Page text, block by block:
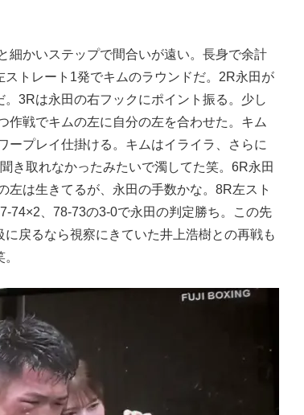
細かいステップで間合いが遠い。長身で余計
トレート1発でキムのラウンドだ。2R永田が
3Rは永田の右フックにポイント振る。少し
作戦でキムの左に自分の左を合わせた。キム
ープレイ仕掛ける。キムはイライラ、さらに
き取れなかったみたいで濁してた笑。6R永田
は生きてるが、永田の手数かな。8R左スト
74×2、78-73の3-0で永田の判定勝ち。この先
戻るなら視察にきていた井上浩樹との再戦も